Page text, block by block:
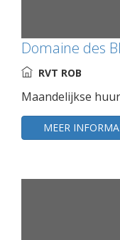
Domaine des
RVT ROB
Maandelijkse
MEER